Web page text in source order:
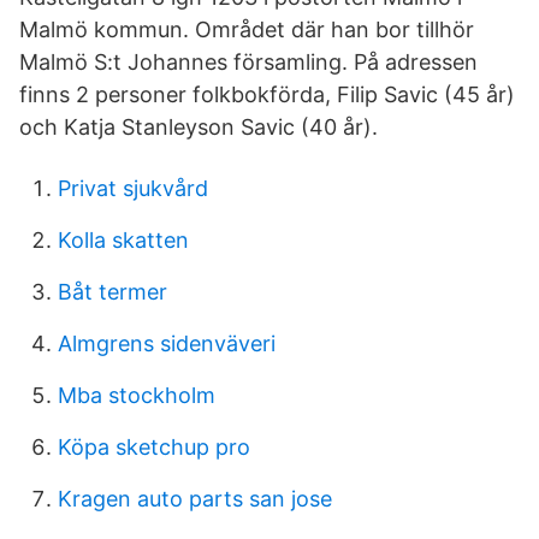
Malmö kommun. Området där han bor tillhör
Malmö S:t Johannes församling. På adressen
finns 2 personer folkbokförda, Filip Savic (45 år)
och Katja Stanleyson Savic (40 år).
Privat sjukvård
Kolla skatten
Båt termer
Almgrens sidenväveri
Mba stockholm
Köpa sketchup pro
Kragen auto parts san jose